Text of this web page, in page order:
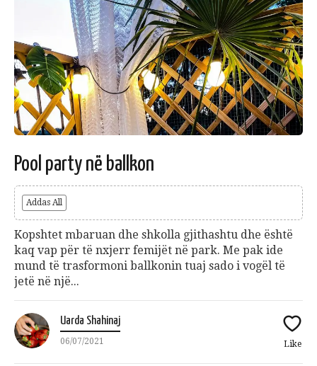
Pool party në ballkon
Addas All
Kopshtet mbaruan dhe shkolla gjithashtu dhe është
kaq vap për të nxjerr femijët në park. Me pak ide
mund të trasformoni ballkonin tuaj sado i vogël të
jetë në një...
Uarda Shahinaj
06/07/2021 Like